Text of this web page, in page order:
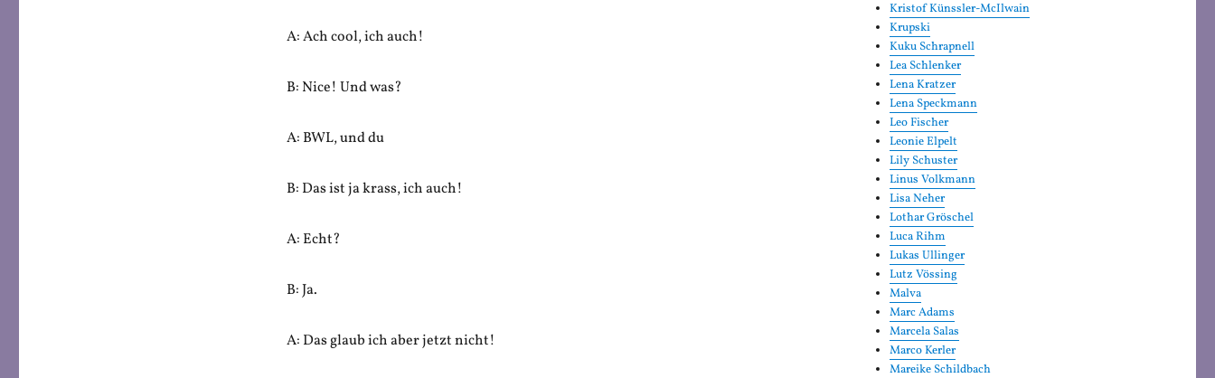
A: Ach cool, ich auch!
B: Nice! Und was?
A: BWL, und du
B: Das ist ja krass, ich auch!
A: Echt?
B: Ja.
A: Das glaub ich aber jetzt nicht!
Kristof Künssler-McIlwain
Krupski
Kuku Schrapnell
Lea Schlenker
Lena Kratzer
Lena Speckmann
Leo Fischer
Leonie Elpelt
Lily Schuster
Linus Volkmann
Lisa Neher
Lothar Gröschel
Luca Rihm
Lukas Ullinger
Lutz Vössing
Malva
Marc Adams
Marcela Salas
Marco Kerler
Mareike Schildbach